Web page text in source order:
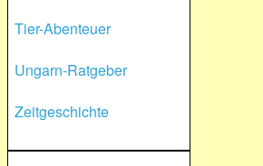
Tier-Abenteuer
Ungarn-Ratgeber
Zeitgeschichte